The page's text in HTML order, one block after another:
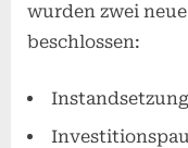
wurden zwei
beschlossen: